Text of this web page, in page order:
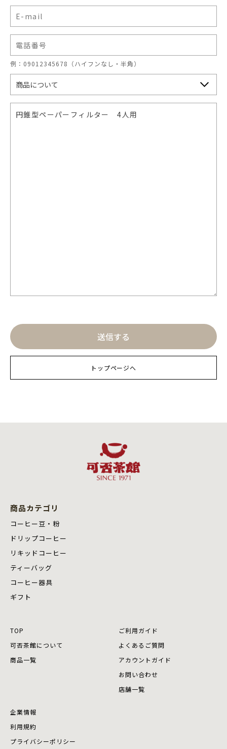
例：09012345678（ハイフンなし・半角）
トップページへ
商品カテゴリ
コーヒー豆・粉
ドリップコーヒー
リキッドコーヒー
ティーバッグ
コーヒー器具
ギフト
TOP
可否茶館について
商品⼀覧
ご利用ガイド
よくあるご質問
アカウントガイド
お問い合わせ
店舗⼀覧
企業情報
利用規約
プライバシーポリシー